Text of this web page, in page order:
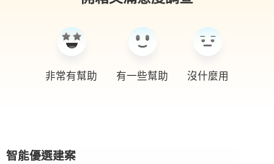
非常有幫助 有一些幫助 沒什麼用
智能優選建案